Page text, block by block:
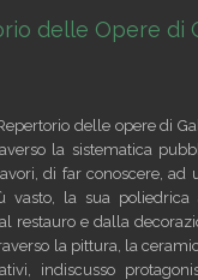
delle Opere di
delle opere di
la sistematica
di far conoscere, ad
vasto, la sua poliedrica
restauro e dalla
la pittura, la
indiscusso